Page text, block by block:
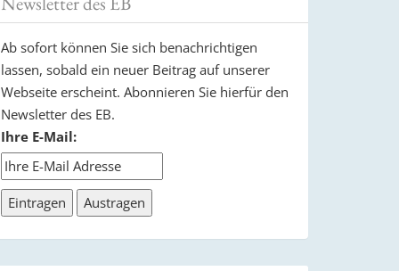
Ab sofort können Sie sich benachrichtigen
lassen, sobald ein neuer Beitrag auf unserer
Webseite erscheint. Abonnieren Sie hierfür den
Newsletter des EB.
Ihre E-Mail: